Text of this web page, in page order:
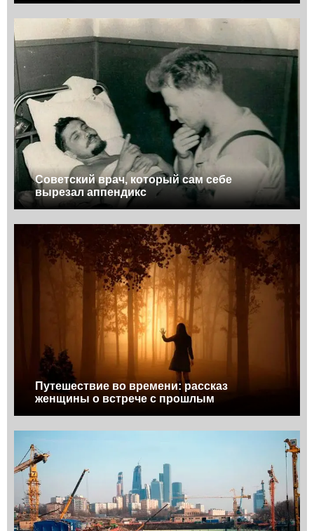
Советский врач, который сам себе
вырезал аппендикс
Путешествие во времени: рассказ
женщины о встрече с прошлым